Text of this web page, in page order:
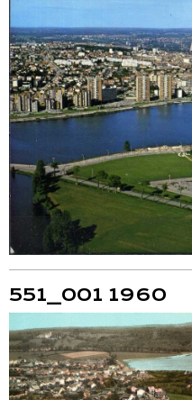
551_001 1960